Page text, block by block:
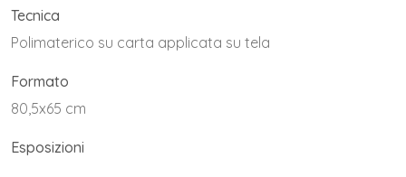
Tecnica
Polimaterico su carta applicata su tela
Formato
80,5x65 cm
Esposizioni